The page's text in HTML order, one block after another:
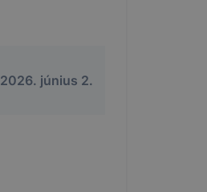
2026. június 2.